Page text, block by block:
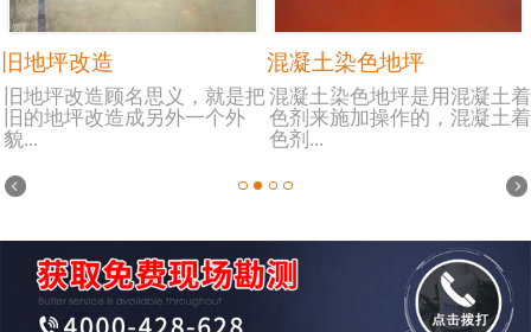
旧地坪改造
旧地坪改造顾名思义，就是把
旧的地坪改造成另外一个外
貌...
混凝土染色地坪
混凝土染色地坪是用混凝土着
色剂来施加操作的，混凝土着
色剂...